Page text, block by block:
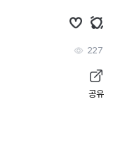
227
공유